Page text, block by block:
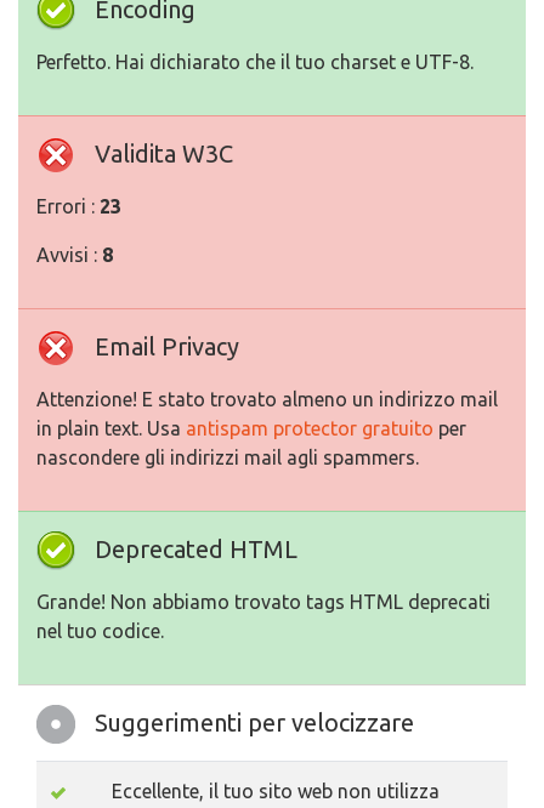
Encoding
Perfetto. Hai dichiarato che il tuo charset e UTF-8.
Validita W3C
Errori : 23
Avvisi : 8
Email Privacy
Attenzione! E stato trovato almeno un indirizzo mail
in plain text. Usa antispam protector gratuito per
nascondere gli indirizzi mail agli spammers.
Deprecated HTML
Grande! Non abbiamo trovato tags HTML deprecati
nel tuo codice.
Suggerimenti per velocizzare
Eccellente, il tuo sito web non utilizza